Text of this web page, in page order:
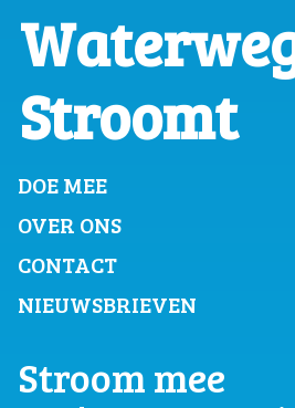
Stroomt
DOE MEE
OVER ONS
CONTACT
NIEUWSBRIEVEN
Stroom mee